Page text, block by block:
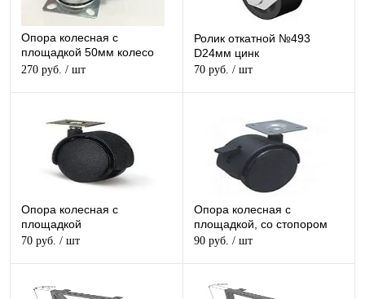
Опора колесная с
площадкой 50мм колесо
прорезиненное
270 руб. / шт
Ролик откатной №493
D24мм цинк
70 руб. / шт
Опора колесная с
площадкой
70 руб. / шт
Опора колесная с
площадкой, со стопором
90 руб. / шт